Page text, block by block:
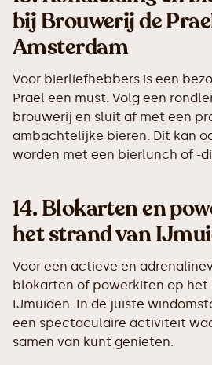
bij Brouwerij de
Amsterdam
Voor bierliefhebbers is een
Prael een must. Volg een
brouwerij en sluit af met een
ambachtelijke bieren. Dit kan
worden met een bierlunch of -
14.Blokarten en
het strand van
Voor een actieve en
blokarten of powerkiten op het
IJmuiden. In de juiste
een spectaculaire activiteit
samen van kunt genieten.